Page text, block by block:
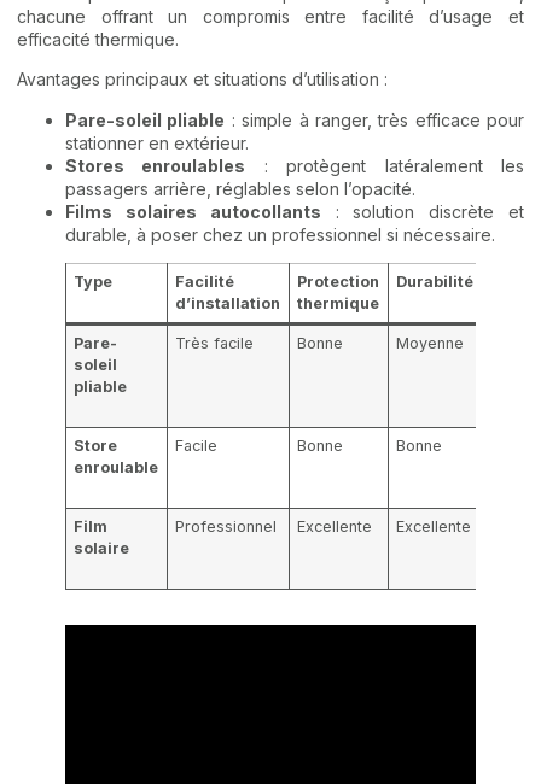
chacune offrant un compromis entre facilité d’usage et
efficacité thermique.
Avantages principaux et situations d’utilisation :
Pare-soleil pliable : simple à ranger, très efficace pour
stationner en extérieur.
Stores enroulables : protègent latéralement les
passagers arrière, réglables selon l’opacité.
Films solaires autocollants : solution discrète et
durable, à poser chez un professionnel si nécessaire.
Type
Facilité
d’installation
Protection
thermique
Durabilité
Pare-
soleil
pliable
Très facile Bonne Moyenne
Store
enroulable
Facile Bonne Bonne
Film
solaire
Professionnel Excellente Excellente